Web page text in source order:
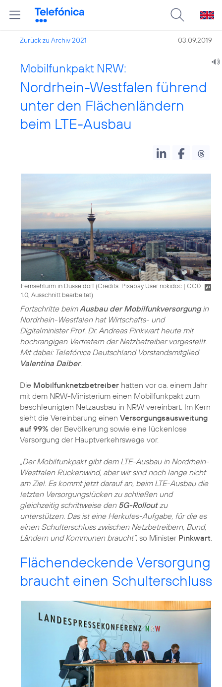
Zurück zu Archiv 2021 03.09.2019
Mobilfunkpakt NRW:
Nordrhein-Westfalen führend
unter den Flächenländern
beim LTE-Ausbau
Fernsehturm in Düsseldorf (Credits: Pixabay User nokidoc | CC0
1.0, Ausschnitt bearbeitet)
Fortschritte beimAusbau der Mobilfunkversorgungin
Nordrhein-Westfalen hat Wirtschafts- und
Digitalminister Prof. Dr. Andreas Pinkwart heute mit
hochrangigen Vertretern der Netzbetreiber vorgestellt.
Mit dabei: Telefónica Deutschland Vorstandsmitglied
Valentina Daiber.
Die Mobilfunknetzbetreiber hatten vor ca. einem Jahr
mit dem NRW-Ministerium einen Mobilfunkpakt zum
beschleunigten Netzausbau in NRW vereinbart. Im Kern
sieht die Vereinbarung einen Versorgungsausweitung
auf 99% der Bevölkerung sowie eine lückenlose
Versorgung der Hauptverkehrswege vor.
„Der Mobilfunkpakt gibt dem LTE-Ausbau in Nordrhein-
Westfalen Rückenwind, aber wir sind noch lange nicht
am Ziel. Es kommt jetzt darauf an, beim LTE-Ausbau die
letzten Versorgungslücken zu schließen und
gleichzeitig schrittweise den 5G-Rolloutzu
unterstützen. Das ist eine Herkules-Aufgabe, für die es
einen Schulterschluss zwischen Netzbetreibern, Bund,
Ländern und Kommunen braucht“, so Minister Pinkwart
Flächendeckende Versorgung
braucht einen Schulterschluss